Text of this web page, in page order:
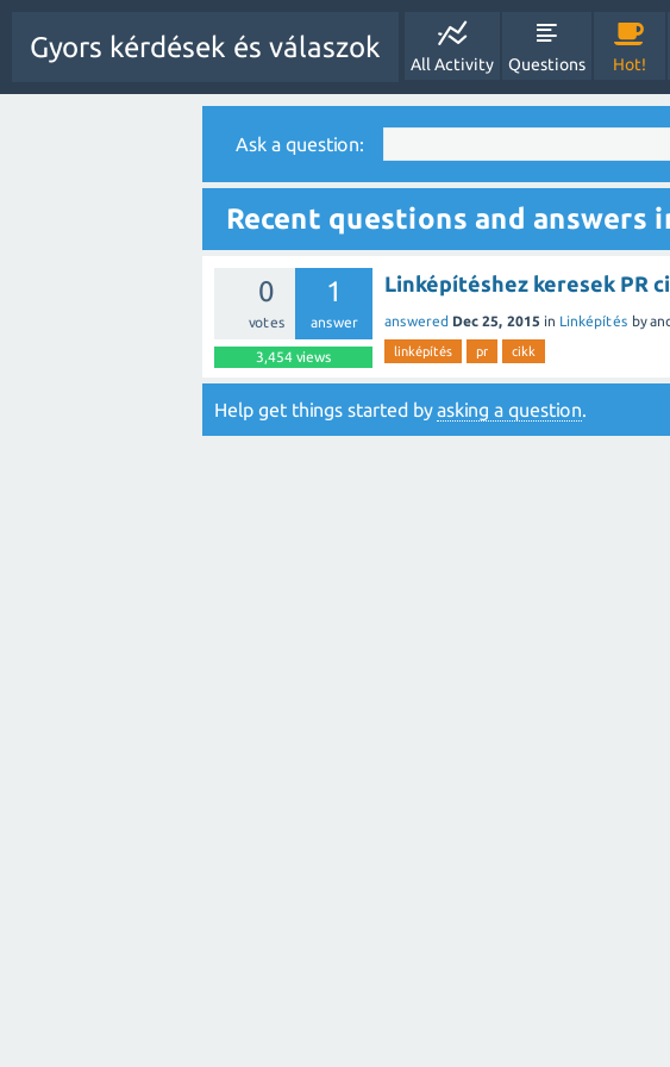
Gyors kérdések és válaszok
All Activity Questions Hot!
Ask a question:
Recent questions and answers
0
votes
1
answer
3,454views
Linképítéshez keresek PR
answered Dec 25, 2015 in Linképítés by
linképítés pr cikk
Help get things started byasking a question.